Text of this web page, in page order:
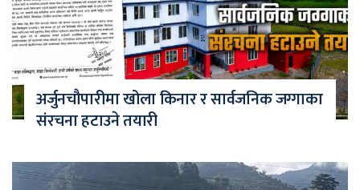
अर्जुनचौपारीमा खोला किनार र सार्वजनिक जग्गाका
संरचना हटाउने तयारी